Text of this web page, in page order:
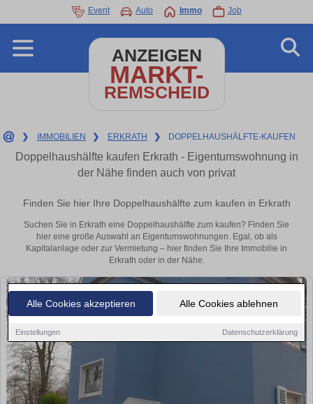
Alle Cookies akzeptieren Alle Cookies ablehnen
Einstellungen Datenschutzerklärung
Event Auto Immo Job
ANZEIGEN
MARKT-
REMSCHEID
❯ IMMOBILIEN ❯ ERKRATH ❯ DOPPELHAUSHÄLFTE-KAUFEN
Doppelhaushälfte kaufen Erkrath - Eigentumswohnung in
der Nähe finden auch von privat
Finden Sie hier Ihre Doppelhaushälfte zum kaufen in Erkrath
Suchen Sie in Erkrath eine Doppelhaushälfte zum kaufen? Finden Sie
hier eine große Auswahl an Eigentumswohnungen. Egal, ob als
Kapitalanlage oder zur Vermietung – hier finden Sie Ihre Immobilie in
Erkrath oder in der Nähe.